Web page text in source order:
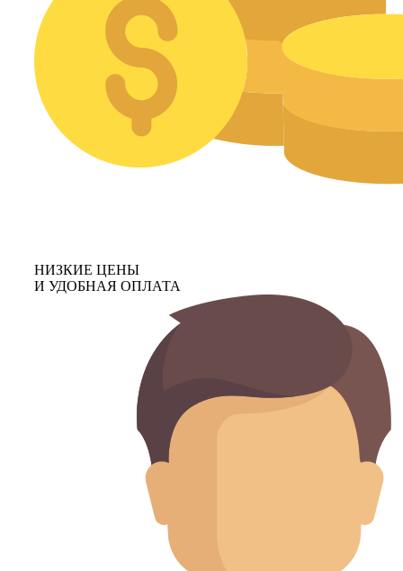
НИЗКИЕ ЦЕНЫ
И УДОБНАЯ ОПЛАТА